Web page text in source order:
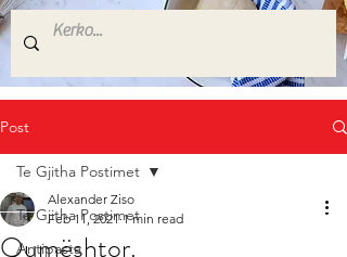
Post
Te Gjitha Postimet
Antipasta
Te Gjitha Postimet
Qumështor.
Alexander Ziso
Feb 11, 2021 1 min read